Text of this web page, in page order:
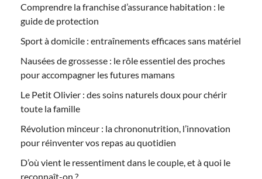
Comprendre la franchise d’assurance habitation : le
guide de protection
Sport à domicile : entraînements efficaces sans matériel
Nausées de grossesse : le rôle essentiel des proches
pour accompagner les futures mamans
Le Petit Olivier : des soins naturels doux pour chérir
toute la famille
Révolution minceur : la chrononutrition, l’innovation
pour réinventer vos repas au quotidien
D’où vient le ressentiment dans le couple, et à quoi le
reconnaît-on ?